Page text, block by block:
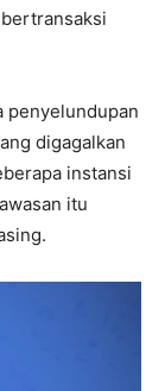
penyelundupan
digagalkan
instansi
itu